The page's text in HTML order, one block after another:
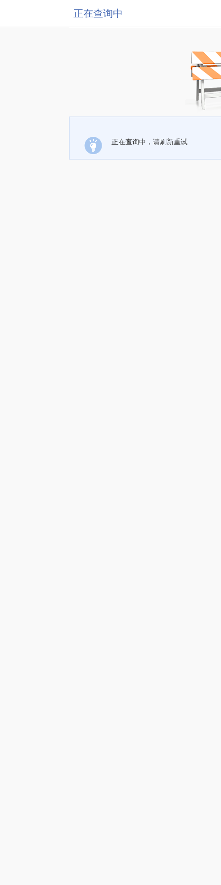
正在查询中
正在查询中，请刷新重试